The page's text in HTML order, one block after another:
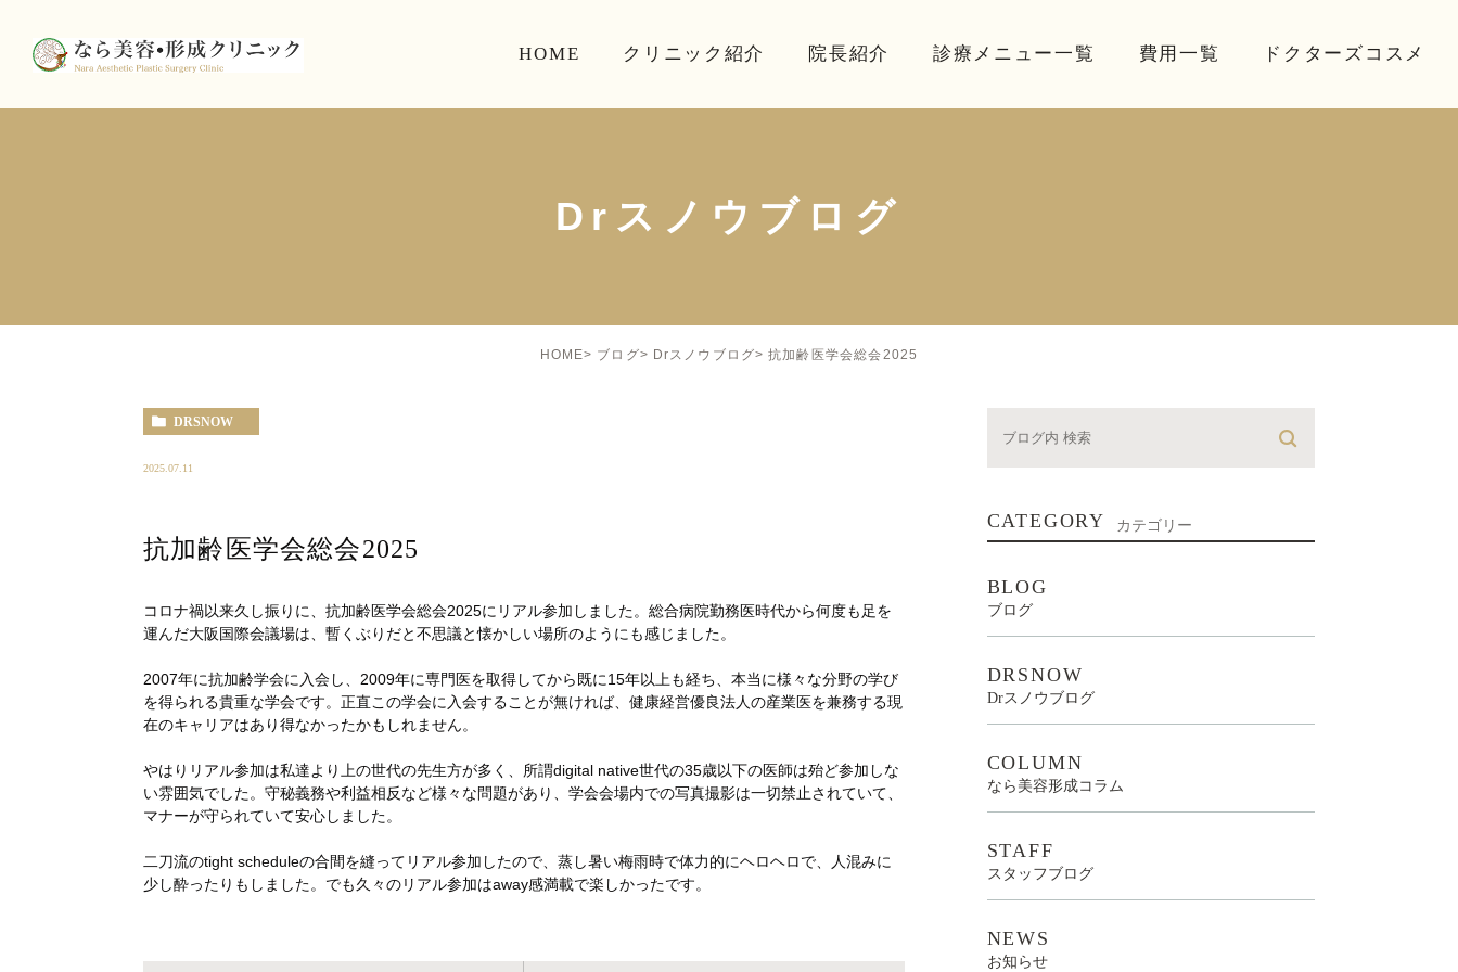
HOME クリニック紹介 院長紹介 診療メニュー一覧 費用一覧 ドクターズコスメ
Drスノウブログ
HOME ブログ Drスノウブログ 抗加齢医学会総会2025
DRSNOW
2025.07.11
抗加齢医学会総会2025
コロナ禍以来久し振りに、抗加齢医学会総会2025にリアル参加しました。総合病院勤務医時代から何度も足を
運んだ大阪国際会議場は、暫くぶりだと不思議と懐かしい場所のようにも感じました。
2007年に抗加齢学会に入会し、2009年に専門医を取得してから既に15年以上も経ち、本当に様々な分野の学び
を得られる貴重な学会です。正直この学会に入会することが無ければ、健康経営優良法人の産業医を兼務する現
在のキャリアはあり得なかったかもしれません。
やはりリアル参加は私達より上の世代の先生方が多く、所謂digital native世代の35歳以下の医師は殆ど参加しな
い雰囲気でした。守秘義務や利益相反など様々な問題があり、学会会場内での写真撮影は一切禁止されていて、
マナーが守られていて安心しました。
二刀流のtight scheduleの合間を縫ってリアル参加したので、蒸し暑い梅雨時で体力的にヘロヘロで、人混みに
少し酔ったりもしました。でも久々のリアル参加はaway感満載で楽しかったです。
CATEGORY カテゴリー
BLOG
ブログ
DRSNOW
Drスノウブログ
COLUMN
なら美容形成コラム
STAFF
スタッフブログ
NEWS
お知らせ